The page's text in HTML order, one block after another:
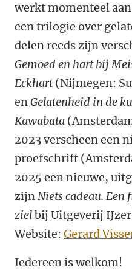
werkt momenteel
een trilogie over
delen reeds zijn
Gemoed en hart bij
Eckhart(Nijmegen:
enGelatenheid in de
Kawabata
2023 verscheen een
proefschrift
2025 een nieuwe,
zijnNiets cadeau. Een
zielbij Uitgeverij
Website: Gerard
Iedereen is welkom!